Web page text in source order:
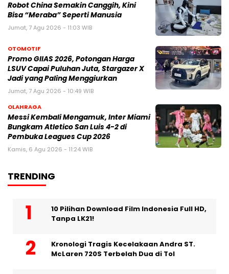
Robot China Semakin Canggih, Kini
Bisa “Meraba” Seperti Manusia
Jumat, 7 Agu 2026 - 11:03 WIB
OTOMOTIF
Promo GIIAS 2026, Potongan Harga
LSUV Capai Puluhan Juta, Stargazer X
Jadi yang Paling Menggiurkan
Jumat, 7 Agu 2026 - 10:49 WIB
OLAHRAGA
Messi Kembali Mengamuk, Inter Miami
Bungkam Atletico San Luis 4-2 di
Pembuka Leagues Cup 2026
Kamis, 6 Agu 2026 - 11:24 WIB
TRENDING
10 Pilihan Download Film Indonesia Full HD,
Tanpa LK21!
Kronologi Tragis Kecelakaan Andra ST.
McLaren 720S Terbelah Dua di Tol